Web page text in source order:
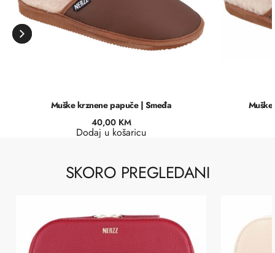
Muške krznene papuče | Smeđa
40,00 KM
Dodaj u košaricu
SKORO PREGLEDANI